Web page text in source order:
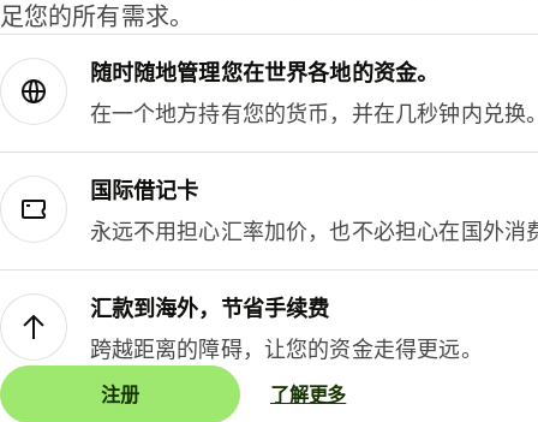
足您的所有需求。
随时随地管理您在世界各地的资金。
在一个地方持有您的货币，并在几秒钟内兑换
国际借记卡
永远不用担心汇率加价，也不必担心在国外消
汇款到海外，节省手续费
跨越距离的障碍，让您的资金走得更远。
注册 了解更多